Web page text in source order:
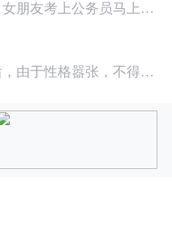
一个没有人事关系的装卸工，女朋友考上公务员马上抛弃了他，却是没有想到他也考上了公务员，奇迹般成为高官……
身世神秘的刘飞大学毕业之后，由于性格嚣张，不得不一而再再而三的面临着重重危机，受到了来自各方面的全方位打压